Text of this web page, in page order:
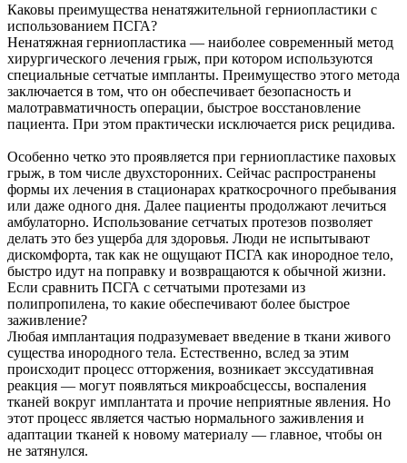
Каковы преимущества ненатяжительной герниопластики с
использованием ПСГА?
Ненатяжная герниопластика — наиболее современный метод
хирургического лечения грыж, при котором используются
специальные сетчатые импланты. Преимущество этого метода
заключается в том, что он обеспечивает безопасность и
малотравматичность операции, быстрое восстановление
пациента. При этом практически исключается риск рецидива.
Особенно четко это проявляется при герниопластике паховых
грыж, в том числе двухсторонних. Сейчас распространены
формы их лечения в стационарах краткосрочного пребывания
или даже одного дня. Далее пациенты продолжают лечиться
амбулаторно. Использование сетчатых протезов позволяет
делать это без ущерба для здоровья. Люди не испытывают
дискомфорта, так как не ощущают ПСГА как инородное тело,
быстро идут на поправку и возвращаются к обычной жизни.
Если сравнить ПСГА с сетчатыми протезами из
полипропилена, то какие обеспечивают более быстрое
заживление?
Любая имплантация подразумевает введение в ткани живого
существа инородного тела. Естественно, вслед за этим
происходит процесс отторжения, возникает экссудативная
реакция — могут появляться микроабсцессы, воспаления
тканей вокруг имплантата и прочие неприятные явления. Но
этот процесс является частью нормального заживления и
адаптации тканей к новому материалу — главное, чтобы он
не затянулся.